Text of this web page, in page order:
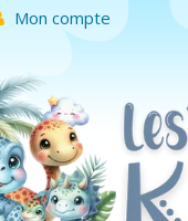
Mon compte